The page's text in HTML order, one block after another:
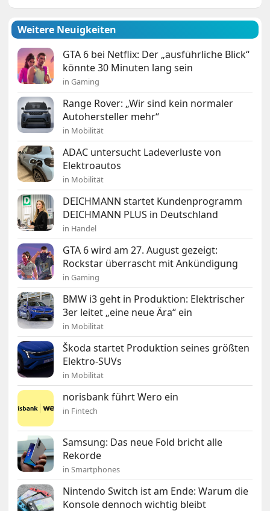
Weitere Neuigkeiten
GTA 6 bei Netflix: Der „ausführliche Blick“
könnte 30 Minuten lang sein
in Gaming
Range Rover: „Wir sind kein normaler
Autohersteller mehr“
in Mobilität
ADAC untersucht Ladeverluste von
Elektroautos
in Mobilität
DEICHMANN startet Kundenprogramm
DEICHMANN PLUS in Deutschland
in Handel
GTA 6 wird am 27. August gezeigt:
Rockstar überrascht mit Ankündigung
in Gaming
BMW i3 geht in Produktion: Elektrischer
3er leitet „eine neue Ära“ ein
in Mobilität
Škoda startet Produktion seines größten
Elektro-SUVs
in Mobilität
norisbank führt Wero ein
in Fintech
Samsung: Das neue Fold bricht alle
Rekorde
in Smartphones
Nintendo Switch ist am Ende: Warum die
Konsole dennoch wichtig bleibt